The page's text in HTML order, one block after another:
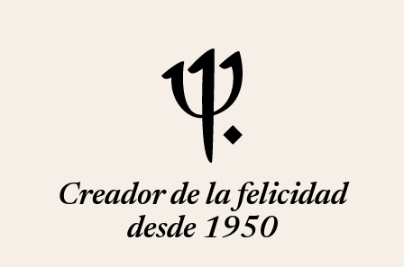
Creador de la felicidad
desde 1950